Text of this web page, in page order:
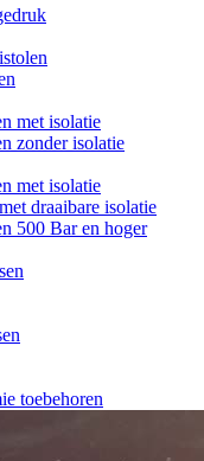
met isolatie
zonder isolatie
met isolatie
draaibare isolatie
500 Bar en hoger
toebehoren